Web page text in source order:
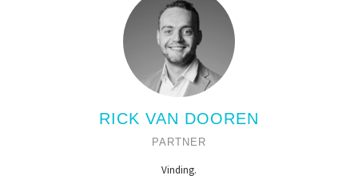
RICK VAN DOOREN
PARTNER
Vinding.